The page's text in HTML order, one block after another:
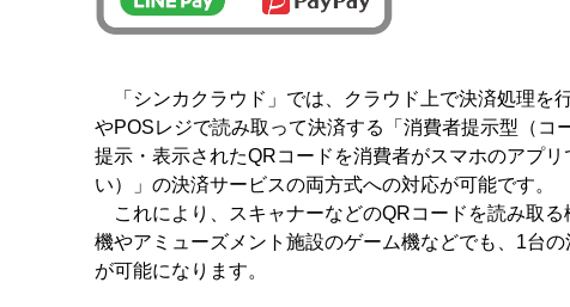
「シンカクラウド」では、クラウド上で決済処理を
やPOSレジで読み取って決済する「消費者提示型（コ
提示・表示されたQRコードを消費者がスマホのアプ
い）」の決済サービスの両方式への対応が可能です。
これにより、スキャナーなどのQRコードを読み取
機やアミューズメント施設のゲーム機などでも、1台
が可能になります。